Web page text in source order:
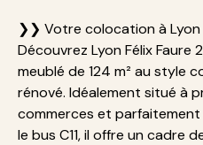
❯❯ Votre colocation à Lyon
Découvrez Lyon Félix
meublé de 124 m² au style
rénové. Idéalement situé à
commerces et
le bus C11, il offre un cadre